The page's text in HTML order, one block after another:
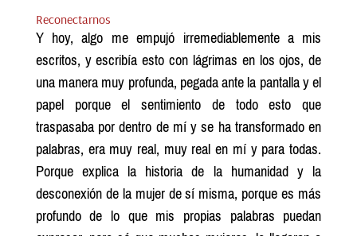
Reconectarnos
Y hoy, algo me empujó irremediablemente a mis
escritos, y escribía esto con lágrimas en los ojos, de
una manera muy profunda, pegada ante la pantalla y el
papel porque el sentimiento de todo esto que
traspasaba por dentro de mí y se ha transformado en
palabras, era muy real, muy real en mí y para todas.
Porque explica la historia de la humanidad y la
desconexión de la mujer de sí misma, porque es más
profundo de lo que mis propias palabras puedan